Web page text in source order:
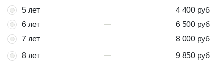
5 лет
4 400 руб
6 лет
6 500 руб
7 лет
8 000 руб
8 лет
9 850 руб